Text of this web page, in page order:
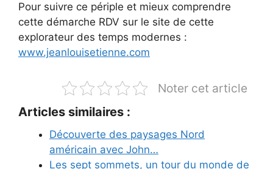
Pour suivre ce périple et mieux comprendre
cette démarche RDV sur le site de cette
explorateur des temps modernes :
www.jeanlouisetienne.com
Noter cet article
Articles similaires :
Découverte des paysages Nord
américain avec John…
Les sept sommets, un tour du monde de